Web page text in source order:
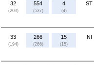
32
(203)
554
(537)
4
(4)
ST
33
(194)
266
(266)
15
(15)
NI